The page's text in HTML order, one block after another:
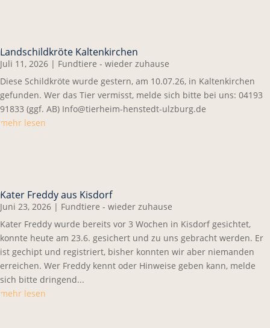
Landschildkröte Kaltenkirchen
Juli 11, 2026 | Fundtiere - wieder zuhause
Diese Schildkröte wurde gestern, am 10.07.26, in Kaltenkirchen
gefunden. Wer das Tier vermisst, melde sich bitte bei uns: 04193
91833 (ggf. AB) Info@tierheim-henstedt-ulzburg.de
mehr lesen
Kater Freddy aus Kisdorf
Juni 23, 2026 | Fundtiere - wieder zuhause
Kater Freddy wurde bereits vor 3 Wochen in Kisdorf gesichtet,
konnte heute am 23.6. gesichert und zu uns gebracht werden. Er
ist gechipt und registriert, bisher konnten wir aber niemanden
erreichen. Wer Freddy kennt oder Hinweise geben kann, melde
sich bitte dringend...
mehr lesen